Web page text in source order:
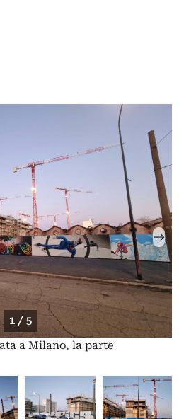
1 / 5
a Milano, la parte